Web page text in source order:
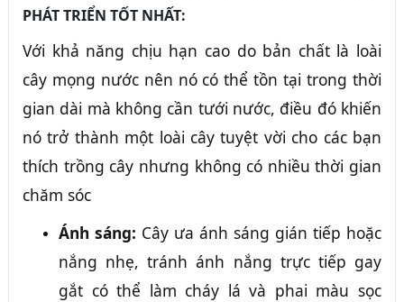
PHÁT TRIỂN TỐT NHẤT:
Với khả năng chịu hạn cao do bản chất là loài
cây mọng nước nên nó có thể tồn tại trong thời
gian dài mà không cần tưới nước, điều đó khiến
nó trở thành một loài cây tuyệt vời cho các bạn
thích trồng cây nhưng không có nhiều thời gian
chăm sóc
Ánh sáng: Cây ưa ánh sáng gián tiếp hoặc
nắng nhẹ, tránh ánh nắng trực tiếp gay
gắt có thể làm cháy lá và phai màu sọc